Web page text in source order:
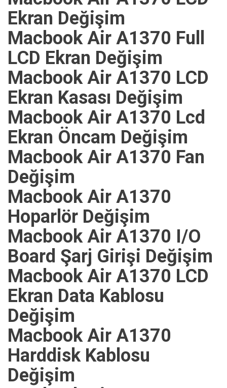
Ekran Değişim
Macbook Air A1370 Full
LCD Ekran Değişim
Macbook Air A1370 LCD
Ekran Kasası Değişim
Macbook Air A1370 Lcd
Ekran Öncam Değişim
Macbook Air A1370 Fan
Değişim
Macbook Air A1370
Hoparlör Değişim
Macbook Air A1370 I/O
Board Şarj Girişi Değişim
Macbook Air A1370 LCD
Ekran Data Kablosu
Değişim
Macbook Air A1370
Harddisk Kablosu
Değişim